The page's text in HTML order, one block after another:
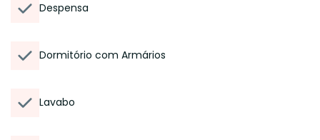
Despensa
Dormitório com Armários
Lavabo